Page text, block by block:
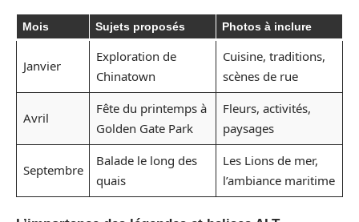
Mois Sujets proposés Photos à inclure
Janvier
Exploration de
Chinatown
Cuisine, traditions,
scènes de rue
Avril
Fête du printemps à
Golden Gate Park
Fleurs, activités,
paysages
Septembre
Balade le long des
quais
Les Lions de mer,
l’ambiance maritime